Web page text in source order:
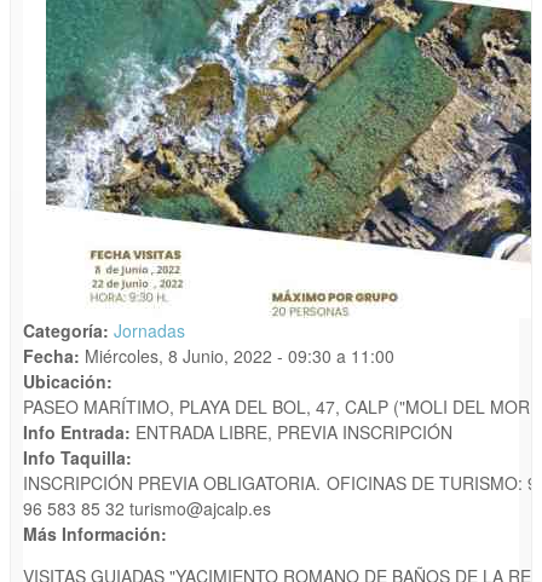
Categoría: Jornadas
Fecha: Miércoles, 8 Junio, 2022 - 09:30 a 11:00
Ubicación:
PASEO MARÍTIMO, PLAYA DEL BOL, 47, CALP ("MOLI DEL
Info Entrada: ENTRADA LIBRE, PREVIA INSCRIPCIÓN
Info Taquilla:
INSCRIPCIÓN PREVIA OBLIGATORIA. OFICINAS DE TURISMO:
96 583 85 32 turismo@ajcalp.es
Más Información:
VISITAS GUIADAS "YACIMIENTO ROMANO DE BAÑOS DE LA